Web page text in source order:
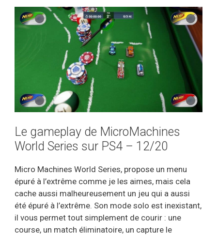
Le gameplay de MicroMachines
World Series sur PS4 – 12/20
Micro Machines World Series, propose un menu
épuré à l’extrême comme je les aimes, mais cela
cache aussi malheureusement un jeu qui a aussi
été épuré à l’extrême. Son mode solo est inexistant,
il vous permet tout simplement de courir : une
course, un match éliminatoire, un capture le